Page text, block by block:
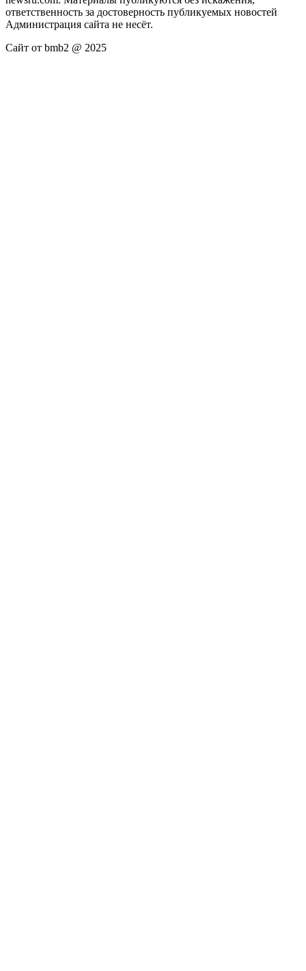
ответственность за достоверность публикуемых новостей
Администрация сайта не несёт.
Сайт от bmb2 @ 2025